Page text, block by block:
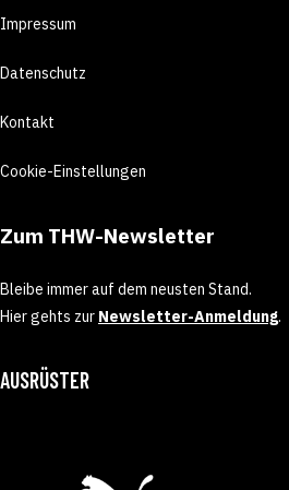
Impressum
Datenschutz
Kontakt
Cookie-Einstellungen
Zum THW-Newsletter
Bleibe immer auf dem neusten Stand.
Hier gehts zur Newsletter-Anmeldung.
AUSRÜSTER